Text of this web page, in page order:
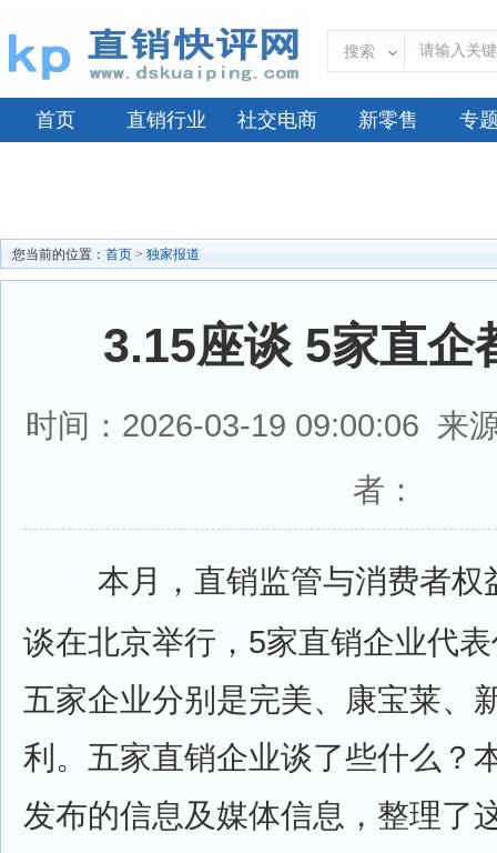
搜索
首页 直销行业 社交电商 新零售 专
您当前的位置： 首页 > 独家报道
3.15座谈 5家直企
时间：2026-03-19 09:00:06 来
者：
本月，直销监管与消费者权
谈在北京举行，5家直销企业代
五家企业分别是完美、康宝莱、
利。五家直销企业谈了些什么？
发布的信息及媒体信息，整理了